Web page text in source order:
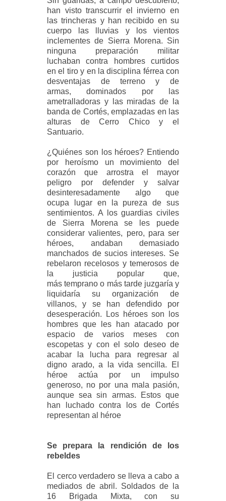
han visto transcurrir el invierno en
las trincheras y han recibido en su
cuerpo las lluvias y los vientos
inclementes de Sierra Morena. Sin
ninguna preparación militar
luchaban contra hombres curtidos
en el tiro y en la disciplina férrea con
desventajas de terreno y de
armas, dominados por las
ametralladoras y las miradas de la
banda de Cortés, emplazadas en las
alturas de Cerro Chico y el
Santuario.
¿Quiénes son los héroes? Entiendo
por heroísmo un movimiento del
corazón que arrostra el mayor
peligro por defender y salvar
desinteresadamente algo que
ocupa lugar en la pureza de sus
sentimientos. A los guardias civiles
de Sierra Morena se les puede
considerar valientes, pero, para ser
héroes, andaban demasiado
manchados de sucios intereses. Se
rebelaron recelosos y temerosos de
la justicia popular que,
más temprano o más tarde juzgaría y
liquidaría su organización de
villanos, y se han defendido por
desesperación. Los héroes son los
hombres que les han atacado por
espacio de varios meses con
escopetas y con el solo deseo de
acabar la lucha para regresar al
digno arado, a la vida sencilla. El
héroe actúa por un impulso
generoso, no por una mala pasión,
aunque sea sin armas. Estos que
han luchado contra los de Cortés
representan al héroe
Se prepara la rendición de los
rebeldes
El cerco verdadero se lleva a cabo a
mediados de abril. Soldados de la
16
Brigada Mixta, con su